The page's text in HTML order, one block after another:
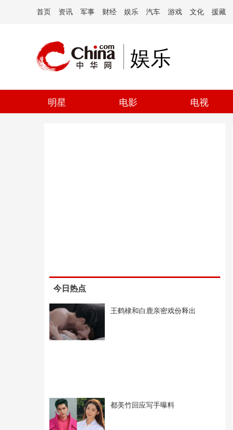
首页 资讯 军事 财经 娱乐 汽车 游戏 文化 援藏
娱乐
明星 电影 电视
今日热点
王鹤棣和白鹿亲密戏份释出
都美竹回应写手曝料